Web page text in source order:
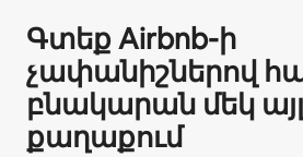
Գտեք Airbnb-ի
չափանիշներով
բնակարան մեկ այլ
քաղաքում